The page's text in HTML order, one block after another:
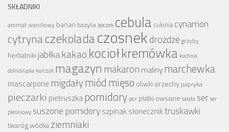
SKŁADNIKI
aromat waniliowy banan bazylia boczek cebula cukinia cynamon
cytrynaczekoladaczosnekdrożdże grzyby
herbatniki jabłkakakao kociołkremówka kuchnia
dolnośląska kurczak magazyn makaron malinymarchewka
mascarpone migdałymiódmięso oliwki orzechy papryka
pieczarki pietruszkapomidory por płatki owsiane sałata serser
pleśniowy suszone pomidoryszpinaksłoneczniktruskawki
twarógwódka ziemniaki